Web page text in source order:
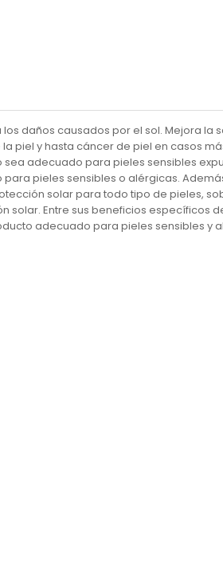
daños causados por el sol. Mejora la
y hasta cáncer de piel en casos
adecuado para pieles sensibles
pieles sensibles o alérgicas.
solar para todo tipo de pieles,
Entre sus beneficios específicos
adecuado para pieles sensibles y